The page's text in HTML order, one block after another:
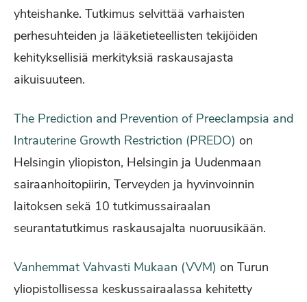
yhteishanke. Tutkimus selvittää varhaisten
perhesuhteiden ja lääketieteellisten tekijöiden
kehityksellisiä merkityksiä raskausajasta
aikuisuuteen.
The Prediction and Prevention of Preeclampsia and
Intrauterine Growth Restriction (PREDO) on
Helsingin yliopiston, Helsingin ja Uudenmaan
sairaanhoitopiirin, Terveyden ja hyvinvoinnin
laitoksen sekä 10 tutkimussairaalan
seurantatutkimus raskausajalta nuoruusikään.
Vanhemmat Vahvasti Mukaan (VVM) on Turun
yliopistollisessa keskussairaalassa kehitetty